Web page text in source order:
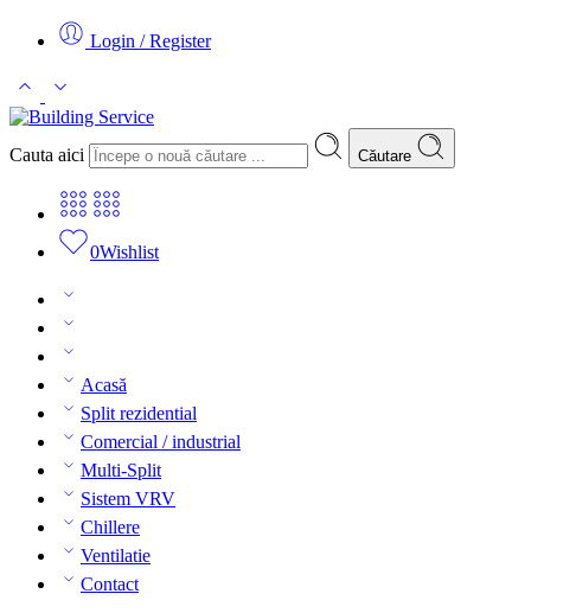
Login / Register
Cauta aici Căutare
0Wishlist
Acasă
Split rezidential
Comercial / industrial
Multi-Split
Sistem VRV
Chillere
Ventilatie
Contact